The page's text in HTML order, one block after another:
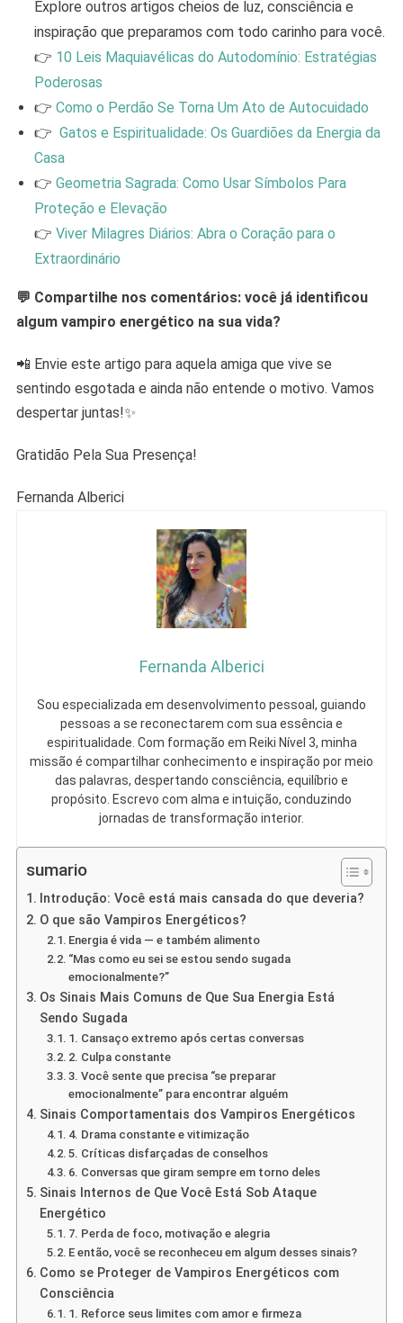
Explore outros artigos cheios de luz, consciência e
inspiração que preparamos com todo carinho para você.
👉 10 Leis Maquiavélicas do Autodomínio: Estratégias
Poderosas
👉 Como o Perdão Se Torna Um Ato de Autocuidado
👉 Gatos e Espiritualidade: Os Guardiões da Energia da
Casa
👉 Geometria Sagrada: Como Usar Símbolos Para
Proteção e Elevação
👉 Viver Milagres Diários: Abra o Coração para o
Extraordinário
💬 Compartilhe nos comentários: você já identificou
algum vampiro energético na sua vida?
📲 Envie este artigo para aquela amiga que vive se
sentindo esgotada e ainda não entende o motivo. Vamos
despertar juntas!✨
Gratidão Pela Sua Presença!
Fernanda Alberici
Fernanda Alberici
Sou especializada em desenvolvimento pessoal, guiando
pessoas a se reconectarem com sua essência e
espiritualidade. Com formação em Reiki Nível 3, minha
missão é compartilhar conhecimento e inspiração por meio
das palavras, despertando consciência, equilíbrio e
propósito. Escrevo com alma e intuição, conduzindo
jornadas de transformação interior.
sumario
Introdução: Você está mais cansada do que deveria?
O que são Vampiros Energéticos?
Energia é vida — e também alimento
“Mas como eu sei se estou sendo sugada
emocionalmente?”
Os Sinais Mais Comuns de Que Sua Energia Está
Sendo Sugada
1. Cansaço extremo após certas conversas
2. Culpa constante
3. Você sente que precisa “se preparar
emocionalmente” para encontrar alguém
Sinais Comportamentais dos Vampiros Energéticos
4. Drama constante e vitimização
5. Críticas disfarçadas de conselhos
6. Conversas que giram sempre em torno deles
Sinais Internos de Que Você Está Sob Ataque
Energético
7. Perda de foco, motivação e alegria
E então, você se reconheceu em algum desses sinais?
Como se Proteger de Vampiros Energéticos com
Consciência
1. Reforce seus limites com amor e firmeza